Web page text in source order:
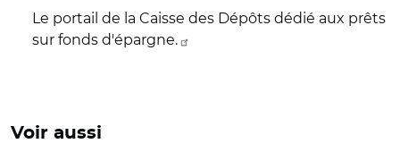
Le portail de la Caisse des Dépôts dédié aux prêts
sur fonds d'épargne.
Voir aussi